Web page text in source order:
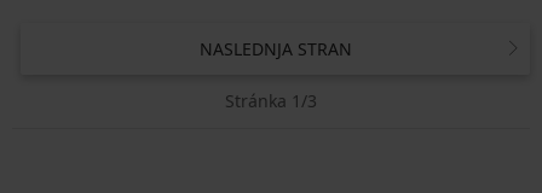
NASLEDNJA STRAN
Stránka 1/3